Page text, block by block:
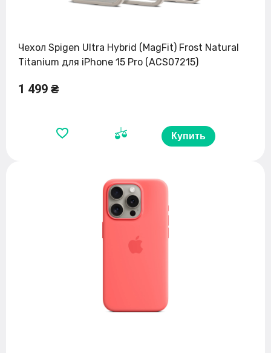
Чехол Spigen Ultra Hybrid (MagFit) Frost Natural
Titanium для iPhone 15 Pro (ACS07215)
1 499 ₴
Купить